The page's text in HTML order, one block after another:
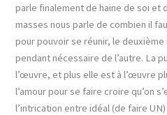
parle finalement de haine de soi et
masses nous parle de combien il
pour pouvoir se réunir, le deuxième
pendant nécessaire de l’autre. La
l’œuvre, et plus elle est à l’œuvre
l’amour pour se faire croire qu’on
l’intrication entre idéal (de faire